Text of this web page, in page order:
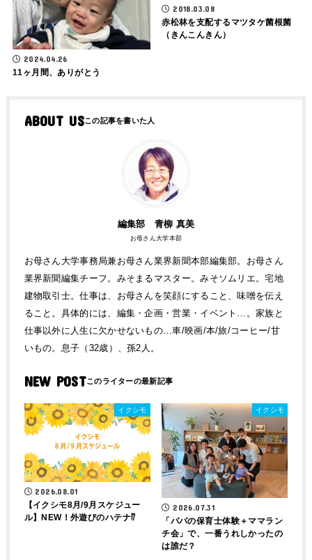
2024.04.26
11ヶ月間、ありがとう
2018.03.08
赤松林を支配するマツタケ菌根菌
（きんこんきん）
ABOUT US
編集部 青柳 真美
お母さん大学本部
お母さん大学事務局兼お母さん業界新聞本部編集部。お母さん
業界新聞編集チーフ。みそまるマスター。みそソムリエ。宅地
建物取引士。仕事は、お母さんを笑顔にすること、味噌を伝え
ること。具体的には、編集・企画・営業・イベント…。家族と
仕事以外に人生に欠かせないもの…車/映画/本/旅/コーヒー/甘
いもの。息子（32歳）、孫2人。
NEW POST
イクシモ
2026.08.01
【イクシモ8月/9月スケジュー
ル】NEW！外遊びのハテナ⁉
イクシモ
2026.07.31
「パパの保育士体験＋ママラン
チ会」で、一番うれしかったの
は誰だ？